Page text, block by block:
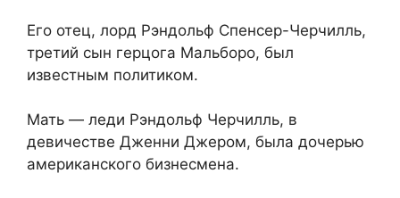
Его отец, лорд Рэндольф Спенсер-Черчилль,
третий сын герцога Мальборо, был
известным политиком.
Мать — леди Рэндольф Черчилль, в
девичестве Дженни Джером, была дочерью
американского бизнесмена.